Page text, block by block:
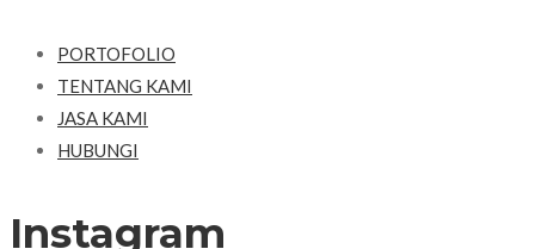
PORTOFOLIO
TENTANG KAMI
JASA KAMI
HUBUNGI
Instagram